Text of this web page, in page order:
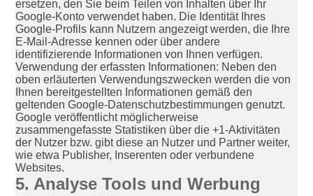
ersetzen, den Sie beim Teilen von Inhalten über Ihr
Google-Konto verwendet haben. Die Identität Ihres
Google-Profils kann Nutzern angezeigt werden, die Ihre
E-Mail-Adresse kennen oder über andere
identifizierende Informationen von Ihnen verfügen.
Verwendung der erfassten Informationen: Neben den
oben erläuterten Verwendungszwecken werden die von
Ihnen bereitgestellten Informationen gemäß den
geltenden Google-Datenschutzbestimmungen genutzt.
Google veröffentlicht möglicherweise
zusammengefasste Statistiken über die +1-Aktivitäten
der Nutzer bzw. gibt diese an Nutzer und Partner weiter,
wie etwa Publisher, Inserenten oder verbundene
Websites.
5. Analyse Tools und Werbung